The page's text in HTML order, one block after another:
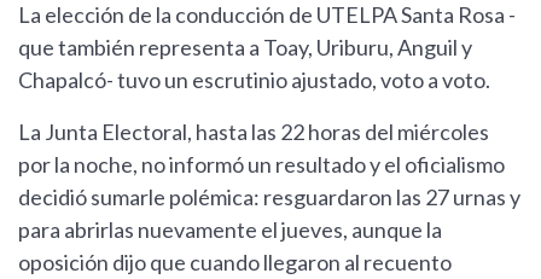
La elección de la conducción de UTELPA Santa Rosa -
que también representa a Toay, Uriburu, Anguil y
Chapalcó- tuvo un escrutinio ajustado, voto a voto.
La Junta Electoral, hasta las 22 horas del miércoles
por la noche, no informó un resultado y el oficialismo
decidió sumarle polémica: resguardaron las 27 urnas y
para abrirlas nuevamente el jueves, aunque la
oposición dijo que cuando llegaron al recuento